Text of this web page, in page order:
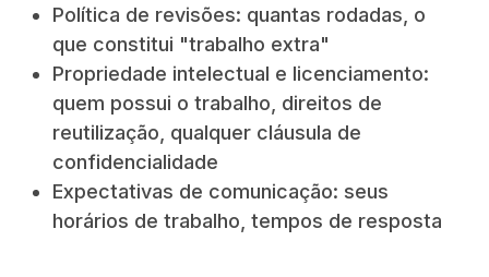
Política de revisões: quantas rodadas, o
que constitui "trabalho extra"
Propriedade intelectual e licenciamento:
quem possui o trabalho, direitos de
reutilização, qualquer cláusula de
confidencialidade
Expectativas de comunicação: seus
horários de trabalho, tempos de resposta